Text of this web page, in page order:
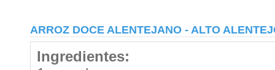
ARROZ DOCE ALENTEJANO - ALTO
Ingredientes: